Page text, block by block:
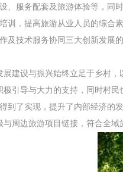
、服务配套及旅游体验等，同
训，提高旅游从业人员的综合
及技术服务协同三大创新发展
展建设与振兴始终立足于乡村
极引导与大力的支持，同时村
到了实现，提升了内部经济的
与周边旅游项目链接，符合全